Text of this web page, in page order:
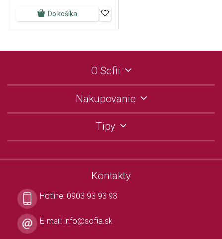
Do košíka
O Sofii
Nakupovanie
Tipy
Kontakty
Hotline: 0903 93 93 93
E-mail: info@sofia.sk